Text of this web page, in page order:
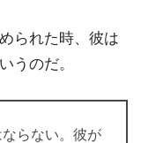
られた時、彼は
うのだ。
ならない。彼が